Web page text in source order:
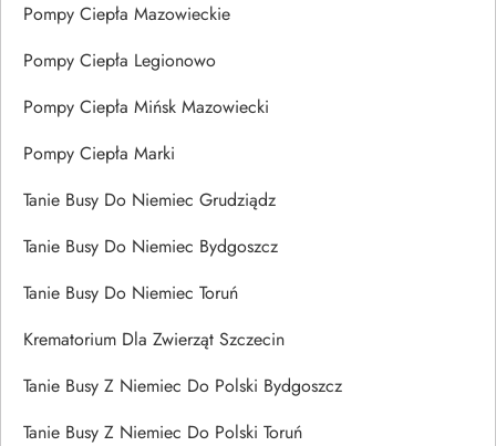
Pompy Ciepła Mazowieckie
Pompy Ciepła Legionowo
Pompy Ciepła Mińsk Mazowiecki
Pompy Ciepła Marki
Tanie Busy Do Niemiec Grudziądz
Tanie Busy Do Niemiec Bydgoszcz
Tanie Busy Do Niemiec Toruń
Krematorium Dla Zwierząt Szczecin
Tanie Busy Z Niemiec Do Polski Bydgoszcz
Tanie Busy Z Niemiec Do Polski Toruń